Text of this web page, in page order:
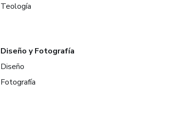
Teología
Diseño y Fotografía
Diseño
Fotografía